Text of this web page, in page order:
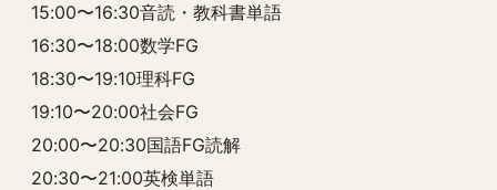
15:00〜16:30音読・教科書単語
16:30〜18:00数学FG
18:30〜19:10理科FG
19:10〜20:00社会FG
20:00〜20:30国語FG読解
20:30〜21:00英検単語